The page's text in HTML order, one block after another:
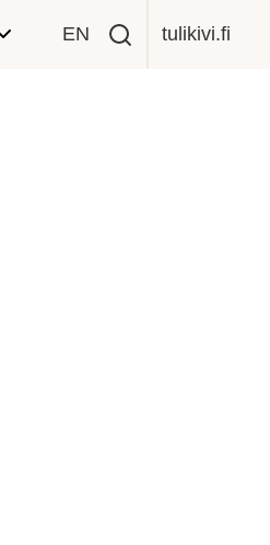
EN tulikivi.fi